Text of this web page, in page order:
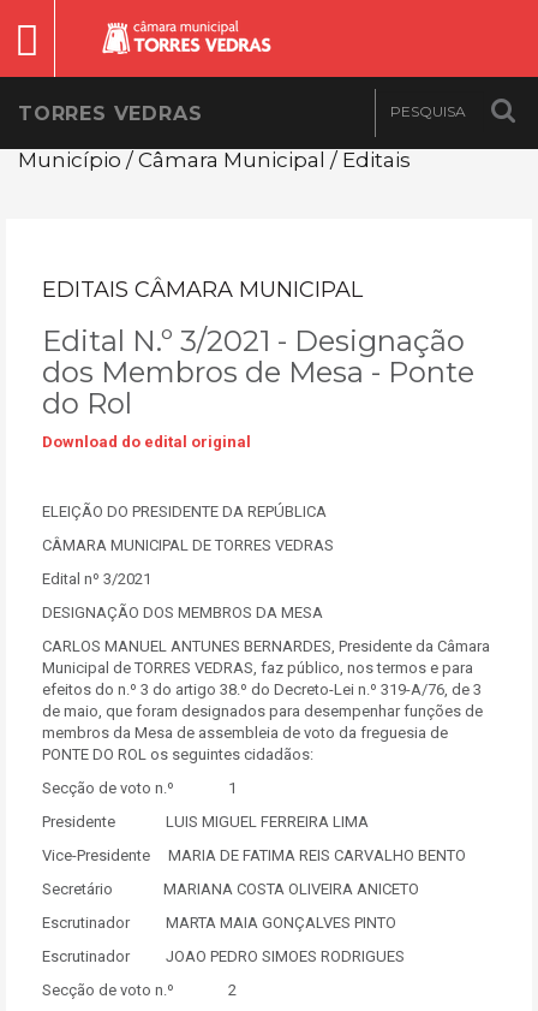
TORRES VEDRAS
Município / Câmara Municipal / Editais
EDITAIS CÂMARA MUNICIPAL
Edital N.º 3/2021 - Designação
dos Membros de Mesa - Ponte
do Rol
Download do edital original
ELEIÇÃO DO PRESIDENTE DA REPÚBLICA
CÂMARA MUNICIPAL DE TORRES VEDRAS
Edital nº 3/2021
DESIGNAÇÃO DOS MEMBROS DA MESA
CARLOS MANUEL ANTUNES BERNARDES, Presidente da Câmara
Municipal de TORRES VEDRAS, faz público, nos termos e para
efeitos do n.º 3 do artigo 38.º do Decreto-Lei n.º 319-A/76, de 3
de maio, que foram designados para desempenhar funções de
membros da Mesa de assembleia de voto da freguesia de
PONTE DO ROL os seguintes cidadãos:
Secção de voto n.º 1
Presidente LUIS MIGUEL FERREIRA LIMA
Vice-Presidente MARIA DE FATIMA REIS CARVALHO BENTO
Secretário MARIANA COSTA OLIVEIRA ANICETO
Escrutinador MARTA MAIA GONÇALVES PINTO
Escrutinador JOAO PEDRO SIMOES RODRIGUES
Secção de voto n.º 2